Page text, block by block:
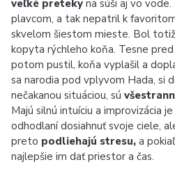
veľké preteky na súši aj vo
plavcom, a tak nepatril k
skvelom šiestom mieste. Bol
kopyta rýchleho koňa. Tesne
potom pustil, koňa vyplašil a
sa narodia pod vplyvom Hada, si
nečakanou situáciou, sú
Majú silnú intuíciu a improvizácia
odhodlaní dosiahnuť svoje ciele,
preto podliehajú stresu, a
najlepšie im dať priestor a čas.